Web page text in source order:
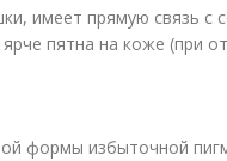
имеет прямую связь с
пятна на коже (при
формы избыточной